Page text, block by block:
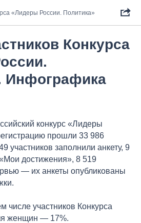
«Лидеры России. Политика»
Конкурса
Инфографика
конкурс «Лидеры
прошли 33 986
участников заполнили анкету, 9
достижения», 8 519
— их анкеты опубликованы
участников Конкурса
женщин — 17%.